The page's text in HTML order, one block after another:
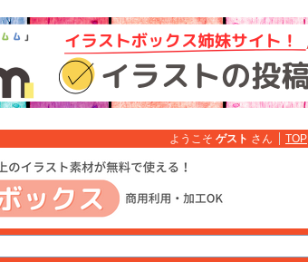
ようこそ ゲスト さん TOP